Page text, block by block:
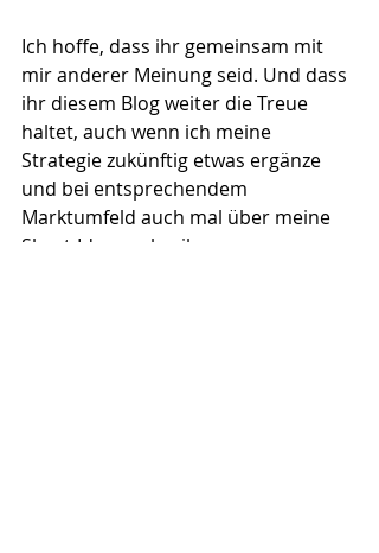
Ich hoffe, dass ihr gemeinsam mit
mir anderer Meinung seid. Und dass
ihr diesem Blog weiter die Treue
haltet, auch wenn ich meine
Strategie zukünftig etwas ergänze
und bei entsprechendem
Marktumfeld auch mal über meine
Short-Ideen schreibe.